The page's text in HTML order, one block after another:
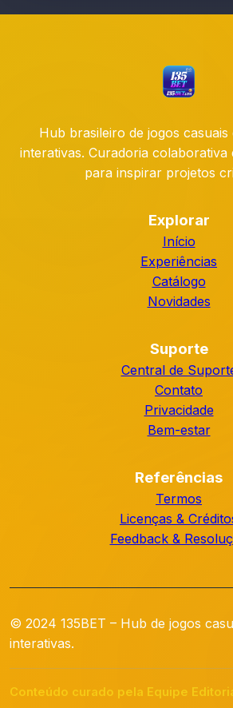
Hub brasileiro de jogos casuais
interativas. Curadoria colaborativa
para inspirar projetos
Explorar
Início
Experiências
Catálogo
Novidades
Suporte
Central de
Contato
Privacidade
Bem-estar
Referências
Termos
Licenças &
Feedback &
© 2024 135BET – Hub de jogos
interativas.
Conteúdo curado pela Equipe